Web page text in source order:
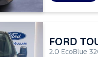
FORD
2.0 EcoBlue